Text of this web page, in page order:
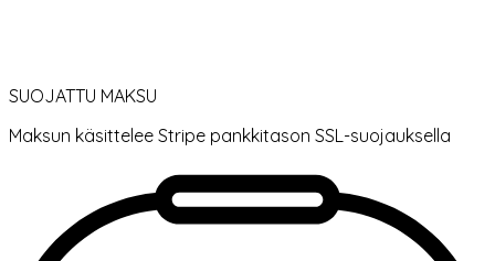
SUOJATTU MAKSU
Maksun käsittelee Stripe pankkitason SSL-suojauksella